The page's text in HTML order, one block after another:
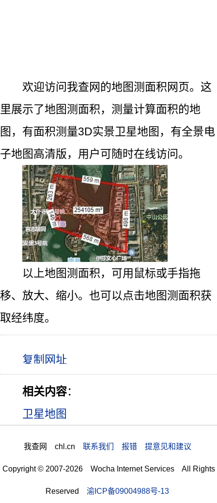
欢迎访问我查网的地图测面积网页。这
里展示了地图测面积，测量计算面积的地
图，有面积测量3D实景卫星地图，有全景电
子地图高清版，用户可随时在线访问。
以上地图测面积，可用鼠标或手指拖
移、放大、缩小。也可以点击地图测面积获
取经纬度。
相关内容：
卫星地图
我查网 chl.cn 联系我们 报错 提意见和建议
Copyright © 2007-2026 Wocha Internet Services All Rights
Reserved 渝ICP备09004988号-13